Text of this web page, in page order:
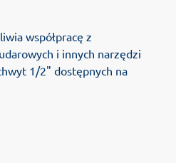
współpracę z
i innych narzędzi
1/2" dostępnych na